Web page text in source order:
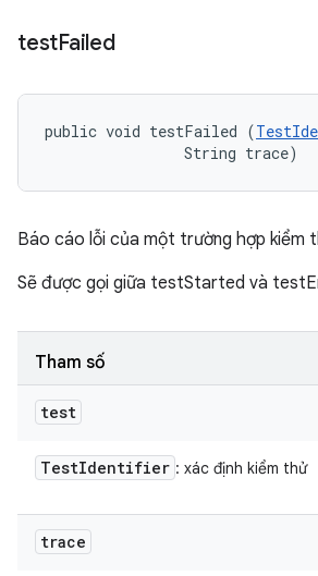
testFailed
public void testFailed (
                String trace)
Báo cáo lỗi của một trường hợp kiểm
Sẽ được gọi giữa testStarted và
Tham số
test
TestIdentifier : xác định kiểm thử
trace